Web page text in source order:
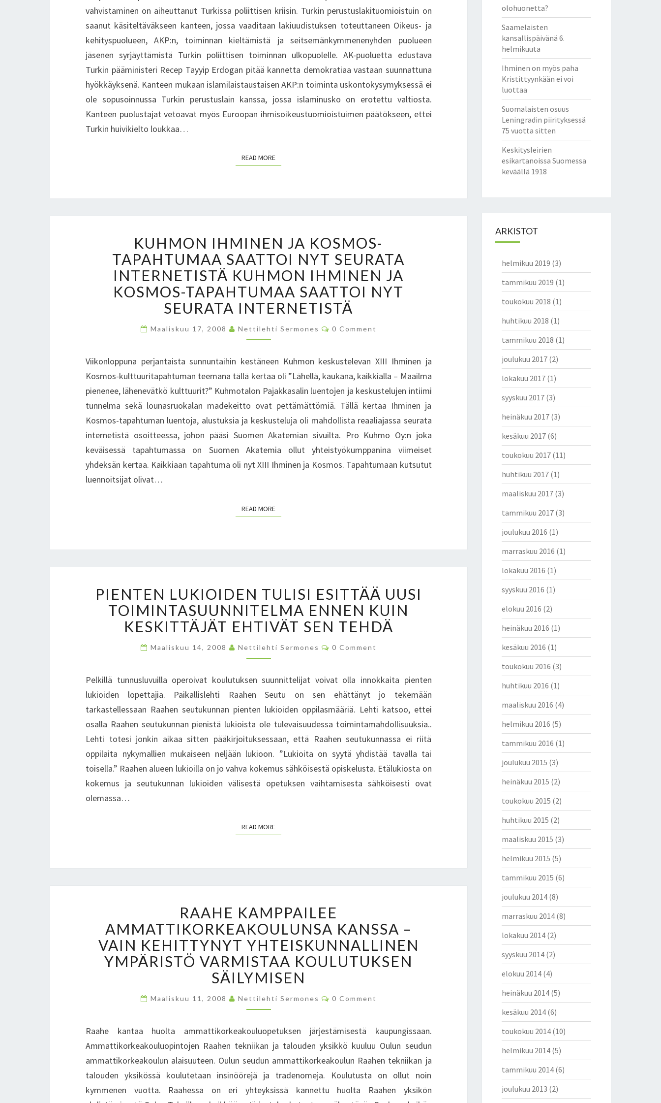
R
A
A
H
E
N
S
E
U
U
A
A
P
I
Ä
I
S
I
K
Ö
T
K
I
L
T
T
I
N
E
N
T
I
A
N
N
E
O
T
A
A
A
M
N
S
I
S
U
K
O
N
N
O
L
I
S
I
S
vahvistaminen on aiheuttanut Turkissa poliittisen kriisin. Turkin perustuslakituomioistuin on
saanut käsiteltäväkseen kanteen, jossa vaaditaan lakiuudistuksen toteuttaneen Oikeus- ja
kehityspuolueen, AKP:n, toiminnan kieltämistä ja seitsemänkymmenenyhden puolueen
jäsenen syrjäyttämistä Turkin poliittisen toiminnan ulkopuolelle. AK-puoluetta edustava
Turkin pääministeri Recep Tayyip Erdogan pitää kannetta demokratiaa vastaan suunnattuna
hyökkäyksenä. Kanteen mukaan islamilaistaustaisen AKP:n toiminta uskontokysymyksessä ei
ole sopusoinnussa Turkin perustuslain kanssa, jossa islaminusko on erotettu valtiosta.
Kanteen puolustajat vetoavat myös Euroopan ihmisoikeustuomioistuimen päätökseen, ettei
Turkin huivikielto loukkaa…
READ MORE
U
H
M
O
N
I
H
M
I
E
N
J
A
K
S
M
O
A
H
M
A
S
A
T
O
N
Y
T
E
U
R
A
I
E
R
E
T
I
S
T
Ä
K
U
H
O
N
I
M
I
KUHMON IHMINEN JA KOSMOS-
TAPAHTUMAA SAATTOI NYT SEURATA
INTERNETISTÄ KUHMON IHMINEN JA
KOSMOS-TAPAHTUMAA SAATTOI NYT
SEURATA INTERNETISTÄ
Maaliskuu 17, 2008 Nettilehti Sermones
C
O
E
N
S
0 Comment
Viikonloppuna perjantaista sunnuntaihin kestäneen Kuhmon keskustelevan XIII Ihminen ja
Kosmos-kulttuuritapahtuman teemana tällä kertaa oli ”Lähellä, kaukana, kaikkialla – Maailma
pienenee, lähenevätkö kulttuurit?” Kuhmotalon Pajakkasalin luentojen ja keskustelujen intiimi
tunnelma sekä lounasruokalan madekeitto ovat pettämättömiä. Tällä kertaa Ihminen ja
Kosmos-tapahtuman luentoja, alustuksia ja keskusteluja oli mahdollista reaaliajassa seurata
internetistä osoitteessa, johon pääsi Suomen Akatemian sivuilta. Pro Kuhmo Oy:n joka
keväisessä tapahtumassa on Suomen Akatemia ollut yhteistyökumppanina viimeiset
yhdeksän kertaa. Kaikkiaan tapahtuma oli nyt XIII Ihminen ja Kosmos. Tapahtumaan kutsutut
luennoitsijat olivat…
READ MORE
E
N
T
E
N
U
I
I
D
E
N
T
S
S
Ä
Ä
U
U
I
O
I
I
N
T
A
S
U
PIENTEN LUKIOIDEN TULISI ESITTÄÄ UUSI
TOIMINTASUUNNITELMA ENNEN KUIN
KESKITTÄJÄT EHTIVÄT SEN TEHDÄ
Maaliskuu 14, 2008 Nettilehti Sermones
C
O
N
0 Comment
Pelkillä tunnusluvuilla operoivat koulutuksen suunnittelijat voivat olla innokkaita pienten
lukioiden lopettajia. Paikallislehti Raahen Seutu on sen ehättänyt jo tekemään
tarkastellessaan Raahen seutukunnan pienten lukioiden oppilasmääriä. Lehti katsoo, ettei
osalla Raahen seutukunnan pienistä lukioista ole tulevaisuudessa toimintamahdollisuuksia..
Lehti totesi jonkin aikaa sitten pääkirjoituksessaan, että Raahen seutukunnassa ei riitä
oppilaita nykymallien mukaiseen neljään lukioon. ”Lukioita on syytä yhdistää tavalla tai
toisella.” Raahen alueen lukioilla on jo vahva kokemus sähköisestä opiskelusta. Etälukiosta on
kokemus ja seutukunnan lukioiden välisestä opetuksen vaihtamisesta sähköisesti ovat
olemassa…
READ MORE
A
A
H
E
A
M
P
P
I
L
E
E
M
RAAHE KAMPPAILEE
AMMATTIKORKEAKOULUNSA KANSSA –
VAIN KEHITTYNYT YHTEISKUNNALLINEN
YMPÄRISTÖ VARMISTAA KOULUTUKSEN
SÄILYMISEN
Maaliskuu 11, 2008 Nettilehti Sermones
C
O
E
N
T
S
0 Comment
Raahe kantaa huolta ammattikorkeakouluopetuksen järjestämisestä kaupungissaan.
Ammattikorkeakouluopintojen Raahen tekniikan ja talouden yksikkö kuuluu Oulun seudun
ammattikorkeakoulun alaisuuteen. Oulun seudun ammattikorkeakoulun Raahen tekniikan ja
talouden yksikössä koulutetaan insinöörejä ja tradenomeja. Koulutusta on ollut noin
kymmenen vuotta. Raahessa on eri yhteyksissä kannettu huolta Raahen yksikön
olohuonetta?
Saamelaisten
kansallispäivänä 6.
helmikuuta
Ihminen on myös paha
Kristittyynkään ei voi
luottaa
Suomalaisten osuus
Leningradin piirityksessä
75 vuotta sitten
Keskitysleirien
esikartanoissa Suomessa
keväällä 1918
ARKISTOT
helmikuu 2019 (3)
tammikuu 2019 (1)
toukokuu 2018 (1)
huhtikuu 2018 (1)
tammikuu 2018 (1)
joulukuu 2017(2)
lokakuu 2017(1)
syyskuu 2017(3)
heinäkuu 2017(3)
kesäkuu 2017(6)
toukokuu 2017(11)
huhtikuu 2017(1)
maaliskuu 2017(3)
tammikuu 2017(3)
joulukuu 2016 (1)
marraskuu 2016 (1)
lokakuu 2016 (1)
syyskuu 2016 (1)
elokuu 2016 (2)
heinäkuu 2016 (1)
kesäkuu 2016 (1)
toukokuu 2016 (3)
huhtikuu 2016 (1)
maaliskuu 2016 (4)
helmikuu 2016 (5)
tammikuu 2016 (1)
joulukuu 2015 (3)
heinäkuu 2015 (2)
toukokuu 2015 (2)
huhtikuu 2015 (2)
maaliskuu 2015 (3)
helmikuu 2015 (5)
tammikuu 2015 (6)
joulukuu 2014(8)
marraskuu 2014(8)
lokakuu 2014(2)
syyskuu 2014(2)
elokuu 2014(4)
heinäkuu 2014(5)
kesäkuu 2014(6)
toukokuu 2014(10)
helmikuu 2014(5)
tammikuu 2014(6)
joulukuu 2013 (2)